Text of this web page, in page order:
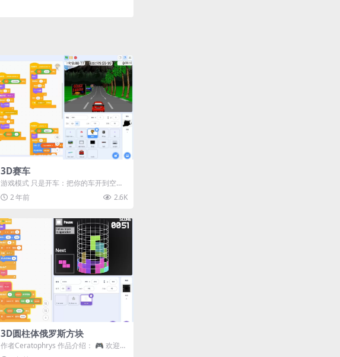
3D赛车
游戏模式 只是开车：把你的车开到空旷
的公路上去兜一圈。周围没有其他人，
所以你开车...
2 年前 2.6K
3D圆柱体俄罗斯方块
作者Ceratophrys 作品介绍： 🎮 欢迎来
到《圆柱体俄罗斯方块》！ 这是...